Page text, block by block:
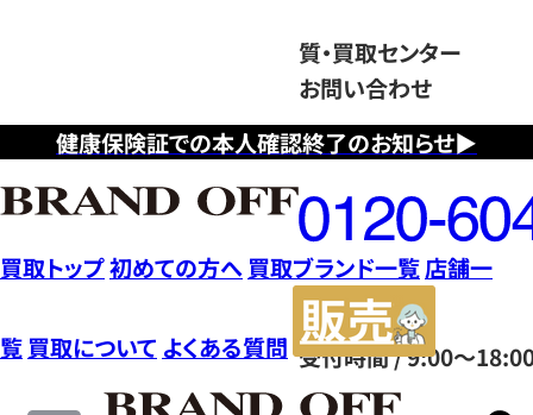
健康保険証での本人確認終了のお知らせ▶
質・買取センター
お問い合わせ
フ
リ
ー
ダ
イ
ヤ
ル
0120604117
受付時間 / 9:00～
買取トップ初めての方へ 買取ブランド一覧店舗一
覧 買取について よくある質問
サ